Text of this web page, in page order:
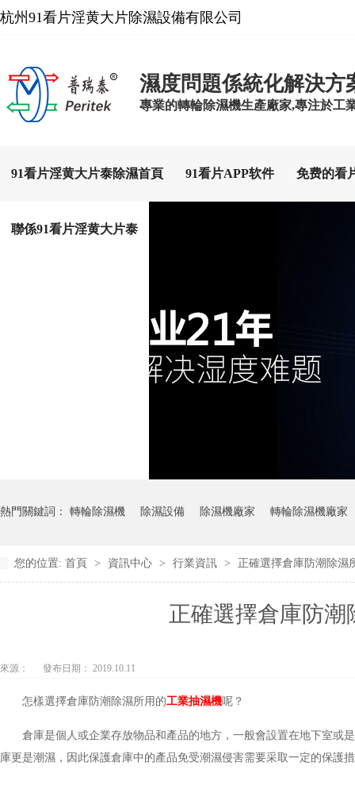
杭州91看片淫黄大片除濕設備有限公司
濕度問題係統化解決方
專業的轉輪除濕機生產廠家,專注於工
91看片淫黄大片泰除濕首頁 91看片APP软件 免费的看
聯係91看片淫黄大片泰
熱門關鍵詞： 轉輪除濕機 除濕設備 除濕機廠家 轉輪除濕機廠家
您的位置: 首頁 > 資訊中心 > 行業資訊 > 正確選擇倉庫防潮除濕
正確選擇倉庫防
來源： 發布日期： 2019.10.11
怎樣選擇倉庫防潮除濕所用的工業抽濕機呢？
倉庫是個人或企業存放物品和產品的地方，一般會設置在地下室或
庫更是潮濕，因此保護倉庫中的產品免受潮濕侵害需要采取一定的保護